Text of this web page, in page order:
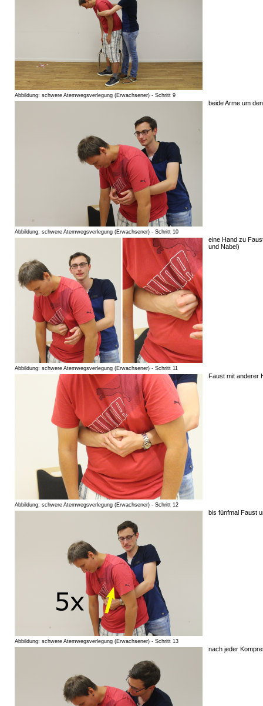
Abbildung: schwere Atemwegsverlegung (Erwachsener) - Schritt 9
Abbildung: schwere Atemwegsverlegung (Erwachsener) - Schritt 10
beide Arme um
Abbildung: schwere Atemwegsverlegung (Erwachsener) - Schritt 11
eine Hand zu
und Nabel)
Abbildung: schwere Atemwegsverlegung (Erwachsener) - Schritt 12
Faust mit anderer
Abbildung: schwere Atemwegsverlegung (Erwachsener) - Schritt 13
bis fünfmal Faust
nach jeder